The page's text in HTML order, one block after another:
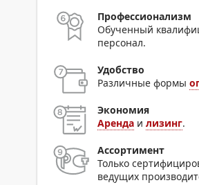
Профессионализм
Обученный
персонал.
Удобство
Различные формы
Экономия
Аренда илизинг.
Ассортимент
Только
ведущих